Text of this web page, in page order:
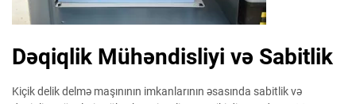
Dəqiqlik Mühəndisliyi və Sabitlik
Kiçik delik delmə maşınının imkanlarının əsasında sabitlik və